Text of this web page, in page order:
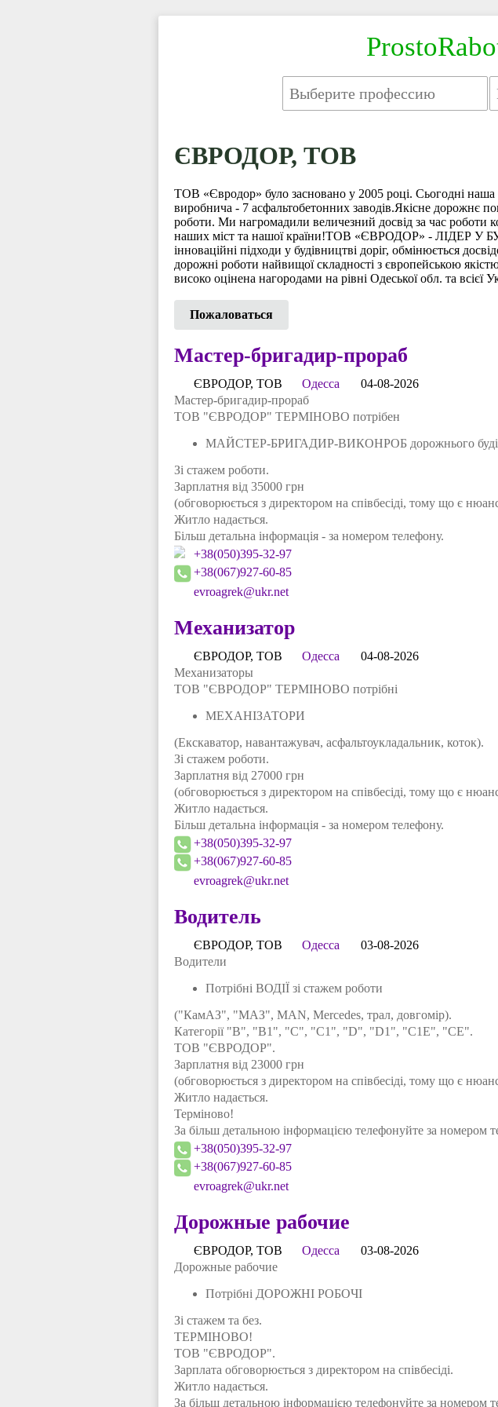
ЄВРОДОР, ТОВ
ТОВ «Євродор» було засновано у 2005 році. Сьогодні наша
виробнича - 7 асфальтобетонних заводів.Якісне дорожнє
роботи. Ми нагромадили величезний досвід за час роботи
наших міст та нашої країни!ТОВ «ЄВРОДОР» - ЛІДЕР
інноваційні підходи у будівництві доріг, обмінюється
дорожні роботи найвищої складності з європейською
високо оцінена нагородами на рівні Одеської обл. та всієї
Пожаловаться
Мастер-бригадир-прораб
ЄВРОДОР, ТОВ Одесса
04-08-2026
Мастер-бригадир-прораб
ТОВ "ЄВРОДОР" ТЕРМІНОВО потрібен
МАЙСТЕР-БРИГАДИР-ВИКОНРОБ дорожнього
Зі стажем роботи.
Зарплатня від 35000 грн
(обговорюється з директором на співбесіді, тому що є
Житло надається.
Більш детальна інформація - за номером телефону.
+38(050)395-32-97
+38(067)927-60-85
evroagrek@ukr.net
Механизатор
ЄВРОДОР, ТОВ Одесса
04-08-2026
Механизаторы
ТОВ "ЄВРОДОР" ТЕРМІНОВО потрібні
МЕХАНІЗАТОРИ
(Екскаватор, навантажувач, асфальтоукладальник, коток).
Зі стажем роботи.
Зарплатня від 27000 грн
(обговорюється з директором на співбесіді, тому що є
Житло надається.
Більш детальна інформація - за номером телефону.
+38(050)395-32-97
+38(067)927-60-85
evroagrek@ukr.net
Водитель
ЄВРОДОР, ТОВ Одесса
03-08-2026
Водители
Потрібні ВОДІЇ зі стажем роботи
("КамАЗ", "МАЗ", МАN, Mercedes, трал, довгомір).
Категорії "В", "В1", "С", "С1", "D", "D1", "C1E", "CE".
ТОВ "ЄВРОДОР".
Зарплатня від 23000 грн
(обговорюється з директором на співбесіді, тому що є
Житло надається.
Терміново!
За більш детальною інформацією телефонуйте за номером
+38(050)395-32-97
+38(067)927-60-85
evroagrek@ukr.net
Дорожные рабочие
ЄВРОДОР, ТОВ Одесса
03-08-2026
Дорожные рабочие
Потрібні ДОРОЖНІ РОБОЧІ
Зі стажем та без.
ТЕРМІНОВО!
ТОВ "ЄВРОДОР".
Зарплата обговорюється з директором на співбесіді.
Житло надається.
За більш детальною інформацією телефонуйте за номером